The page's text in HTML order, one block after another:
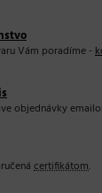
Vám poradíme -
objednávky
certifikátom.